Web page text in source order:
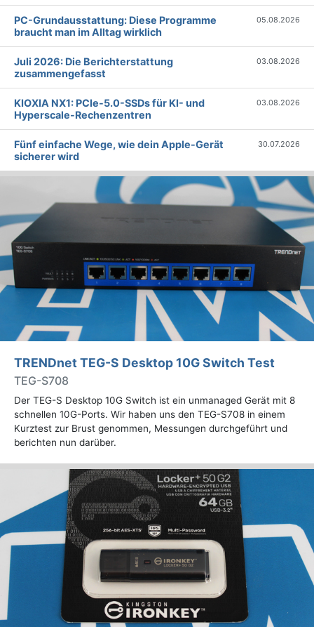
PC-Grundausstattung: Diese Programme
braucht man im Alltag wirklich
05.08.2026
Juli 2026: Die Bericht­erstattung
zusammengefasst
03.08.2026
KIOXIA NX1: PCIe-5.0-SSDs für KI- und
Hyperscale-Rechenzentren
03.08.2026
Fünf einfache Wege, wie dein Apple-Gerät
sicherer wird
30.07.2026
TRENDnet TEG-S Desktop 10G Switch Test
TEG-S708
Der TEG-S Desktop 10G Switch ist ein unmanaged Gerät mit 8
schnellen 10G-Ports. Wir haben uns den TEG-S708 in einem
Kurztest zur Brust genommen, Messungen durchgeführt und
berichten nun darüber.